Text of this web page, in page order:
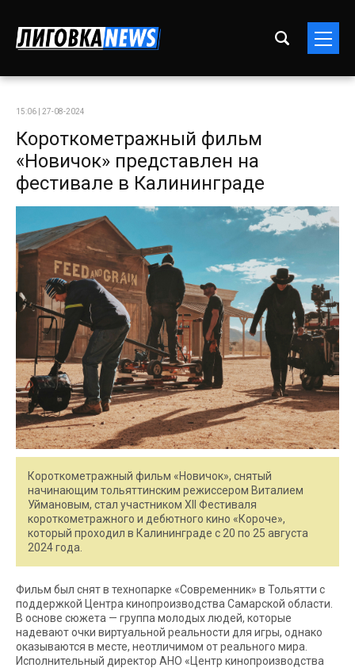
15:06 | 27-08-2024
Короткометражный фильм
«Новичок» представлен на
фестивале в Калининграде
Короткометражный фильм «Новичок», снятый
начинающим тольяттинским режиссером Виталием
Уймановым, стал участником XII Фестиваля
короткометражного и дебютного кино «Короче»,
который проходил в Калининграде с 20 по 25 августа
2024 года.
Фильм был снят в технопарке «Современник» в Тольятти с
поддержкой Центра кинопроизводства Самарской области.
В основе сюжета — группа молодых людей, которые
надевают очки виртуальной реальности для игры, однако
оказываются в месте, неотличимом от реального мира.
Исполнительный директор АНО «Центр кинопроизводства